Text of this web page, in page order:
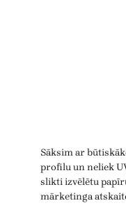
Sāksim ar
profilu un neliek
slikti izvēlētu
mārketinga